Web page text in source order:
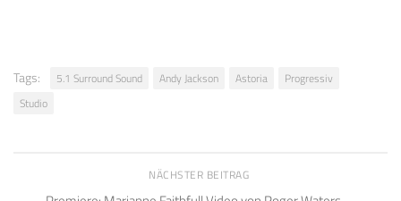
Tags: 5.1 Surround Sound Andy Jackson Astoria
Progressiv
Studio
NÄCHSTER BEITRAG